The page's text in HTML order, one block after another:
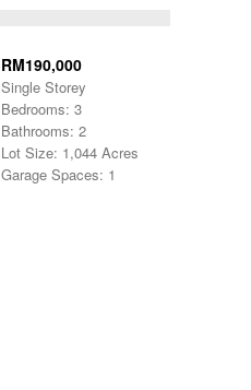
RM190,000
Single Storey
Bedrooms: 3
Bathrooms: 2
Lot Size: 1,044 Acres
Garage Spaces: 1